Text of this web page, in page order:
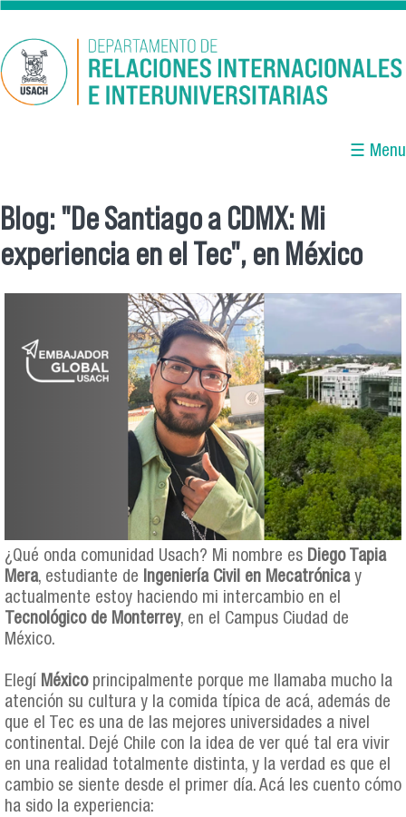
Pasar al contenido principal
☰ Menu
Se encuentra usted aquí
Blog: "De Santiago a CDMX: Mi
experiencia en el Tec", en México
¿Qué onda comunidad Usach? Mi nombre es Diego Tapia
Mera, estudiante de Ingeniería Civil en Mecatrónicay
actualmente estoy haciendo mi intercambio en el
Tecnológico de Monterrey, en el Campus Ciudad de
México.
Elegí Méxicoprincipalmente porque me llamaba mucho la
atención su cultura y la comida típica de acá, además de
que el Tec es una de las mejores universidades a nivel
continental. Dejé Chile con la idea de ver qué tal era vivir
en una realidad totalmente distinta, y la verdad es que el
cambio se siente desde el primer día. Acá les cuento cómo
ha sido la experiencia: